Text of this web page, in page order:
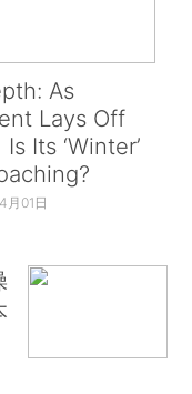
As
Lays Off
Its ‘Winter’
月01日